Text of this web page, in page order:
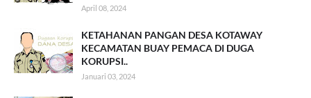
April 08, 2024
KETAHANAN PANGAN DESA KOTAWAY
KECAMATAN BUAY PEMACA DI DUGA
KORUPSI..
Januari 03, 2024